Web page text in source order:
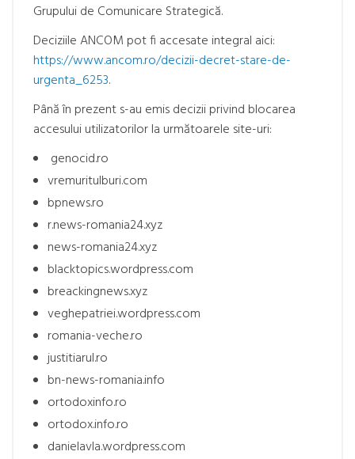
Grupului de Comunicare Strategică.
Deciziile ANCOM pot fi accesate integral aici:
https://www.ancom.ro/decizii-decret-stare-de-
urgenta_6253.
Până în prezent s-au emis decizii privind blocarea
accesului utilizatorilor la următoarele site-uri:
genocid.ro
vremuritulburi.com
bpnews.ro
r.news-romania24.xyz
news-romania24.xyz
blacktopics.wordpress.com
breackingnews.xyz
veghepatriei.wordpress.com
romania-veche.ro
justitiarul.ro
bn-news-romania.info
ortodoxinfo.ro
ortodox.info.ro
danielavla.wordpress.com